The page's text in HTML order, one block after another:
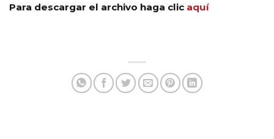
Para descargar el archivo haga clic aquí